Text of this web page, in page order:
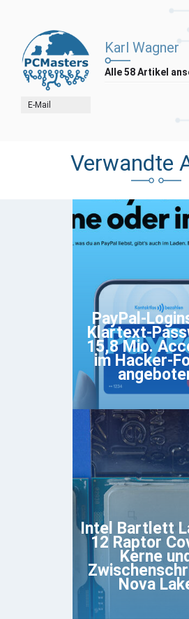
E-Mail
Karl Wagner
Alle 58 Artikel
Verwandte
PayPal-
Klartext-
15,8 Mio.
im Hacker-
Intel Bartlett
12 Raptor
Kerne und
Nova